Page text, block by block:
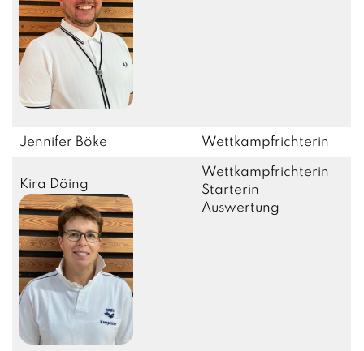
Jennifer Böke Wettkampfrichterin
Kira Döing
Wettkampfrichterin
Starterin
Auswertung